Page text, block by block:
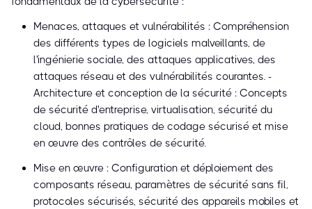
Menaces, attaques et vulnérabilités : Compréhension
des différents types de logiciels malveillants, de
l'ingénierie sociale, des attaques applicatives, des
attaques réseau et des vulnérabilités courantes. -
Architecture et conception de la sécurité : Concepts
de sécurité d'entreprise, virtualisation, sécurité du
cloud, bonnes pratiques de codage sécurisé et mise
en œuvre des contrôles de sécurité.
Mise en œuvre : Configuration et déploiement des
composants réseau, paramètres de sécurité sans fil,
protocoles sécurisés, sécurité des appareils mobiles et